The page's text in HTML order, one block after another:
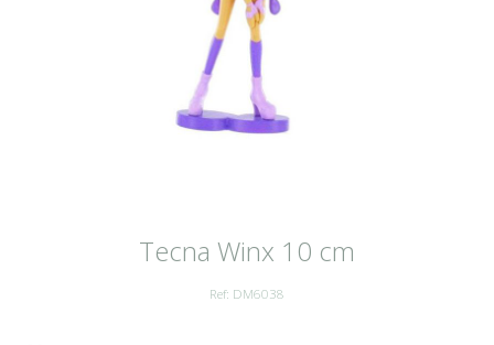
Tecna Winx 10 cm
Ref: DM6038